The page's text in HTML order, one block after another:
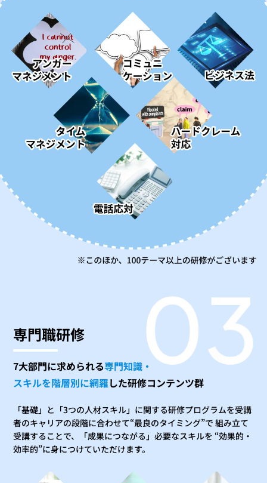
専門職研修
7大部門に求められる専門知識・
スキルを階層別に網羅した研修コンテンツ群
「基礎」と「3つの人材スキル」に関する研修プログラムを受講
者のキャリアの段階に合わせて“最良のタイミング”で 組み立て
受講することで、「成果につながる」必要なスキルを “効果的・
効率的”に身につけていただけます。